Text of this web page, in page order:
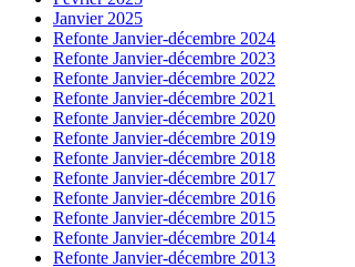
Janvier 2025
Refonte Janvier-décembre 2024
Refonte Janvier-décembre 2023
Refonte Janvier-décembre 2022
Refonte Janvier-décembre 2021
Refonte Janvier-décembre 2020
Refonte Janvier-décembre 2019
Refonte Janvier-décembre 2018
Refonte Janvier-décembre 2017
Refonte Janvier-décembre 2016
Refonte Janvier-décembre 2015
Refonte Janvier-décembre 2014
Refonte Janvier-décembre 2013